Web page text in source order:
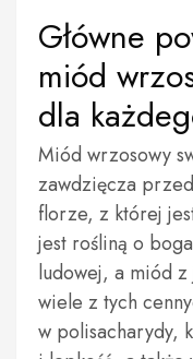
Główne
miód
dla
Miód wrzosowy
zawdzięcza
florze, z której
jest rośliną o
ludowej, a miód
wiele z tych
w polisacharydy,